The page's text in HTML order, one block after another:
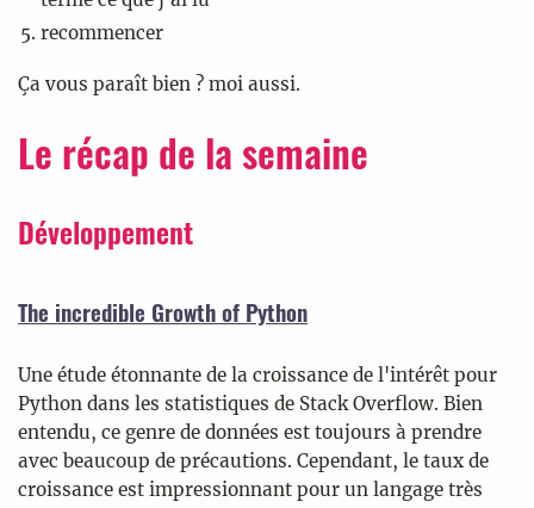
recommencer
Ça vous paraît bien ? moi aussi.
Le récap de la semaine
Développement
The incredible Growth of Python
Une étude étonnante de la croissance de l'intérêt pour
Python dans les statistiques de Stack Overflow. Bien
entendu, ce genre de données est toujours à prendre
avec beaucoup de précautions. Cependant, le taux de
croissance est impressionnant pour un langage très